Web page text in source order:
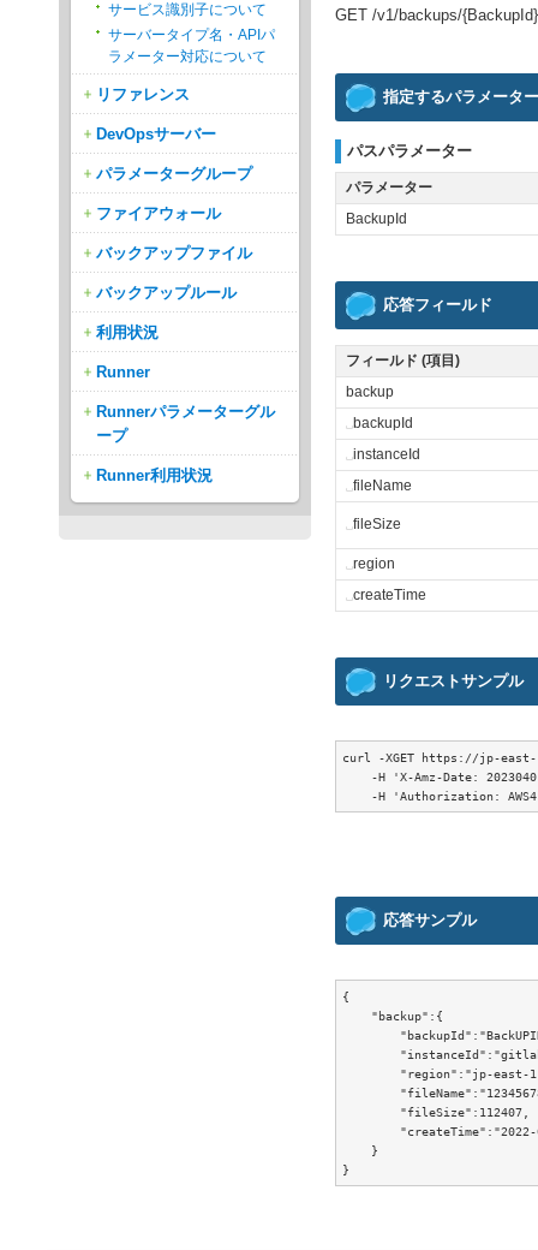
GET /v1/backups/{BackupId}
指定するパラメーター
パスパラメーター
パラメーター
BackupId
応答フィールド
フィールド (項目)
backup
␣backupId
␣instanceId
␣fileName
␣fileSize
␣region
␣createTime
リクエストサンプル
curl -XGET https://jp-east-
-H 'X-Amz-Date:
応答サンプル
{
    "backup":{
"region":"jp-east-
        "fileSize":112407,
    }
}
サービス識別子について
サーバータイプ名・APIパ
ラメーター対応について
リファレンス
DevOpsサーバー
パラメーターグループ
ファイアウォール
バックアップファイル
バックアップルール
利用状況
Runner
Runnerパラメーターグル
ープ
Runner利用状況